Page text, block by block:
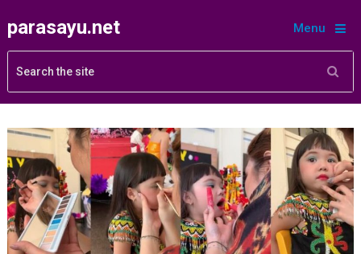
parasayu.net Menu